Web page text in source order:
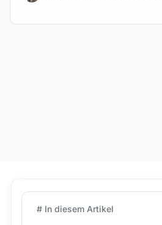
für die Einführung von Web3
# In diesem Artikel